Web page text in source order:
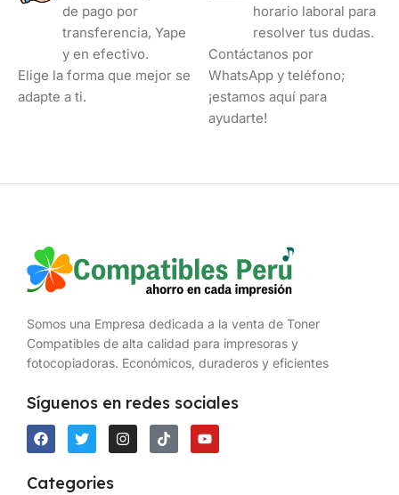
de pago por
transferencia, Yape
y en efectivo.
Elige la forma que mejor se
adapte a ti.
horario laboral para
resolver tus dudas.
Contáctanos por
WhatsApp y teléfono;
¡estamos aquí para
ayudarte!
Somos una Empresa dedicada a la venta de Toner
Compatibles de alta calidad para impresoras y
fotocopiadoras. Económicos, duraderos y eficientes
Síguenos en redes sociales
Categories